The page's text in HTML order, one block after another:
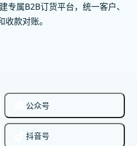
专属B2B订货平台，统一客户、
款对账。
公众号
抖音号